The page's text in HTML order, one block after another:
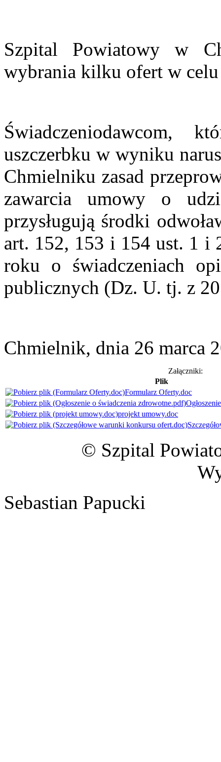
Szpital Powiatowy w
wybrania kilku ofert w celu
Świadczeniodawcom,
uszczerbku w wyniku
Chmielniku zasad
zawarcia umowy o
przysługują środki
art. 152, 153 i 154 ust. 1 i
roku o świadczeniach
publicznych (Dz. U. tj. z
Chmielnik, dnia 26 marca
Załączniki:
Plik
Formularz Oferty.doc
projekt umowy.doc
© Szpital
Sebastian Papucki